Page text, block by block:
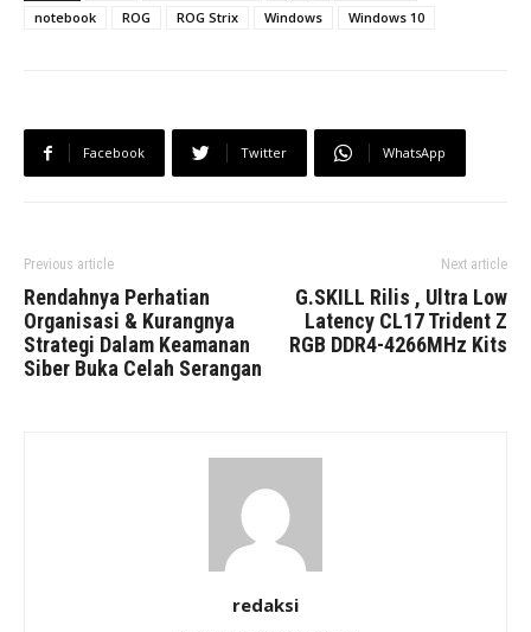
notebook
ROG ROG Strix Windows Windows 10
Facebook Twitter WhatsApp
Previous article
Rendahnya Perhatian
Organisasi & Kurangnya
Strategi Dalam Keamanan
Siber Buka Celah Serangan
Next article
G.SKILL Rilis , Ultra Low
Latency CL17 Trident Z
RGB DDR4-4266MHz Kits
redaksi